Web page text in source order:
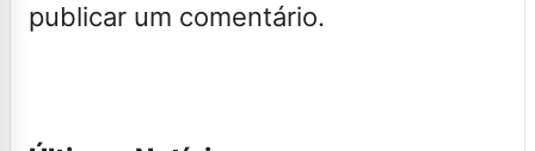
publicar um comentário.